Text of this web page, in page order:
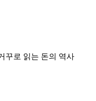
꾸로 읽는 돈의 역사